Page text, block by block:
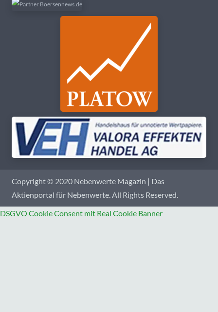
Copyright © 2020 Nebenwerte Magazin | Das
Aktienportal für Nebenwerte. All Rights Reserved.
DSGVO Cookie Consent mit Real Cookie Banner